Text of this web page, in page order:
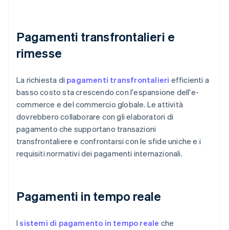
Pagamenti transfrontalieri e
rimesse
La richiesta di pagamenti transfrontalieri efficienti a
basso costo sta crescendo con l'espansione dell'e-
commerce e del commercio globale. Le attività
dovrebbero collaborare con gli elaboratori di
pagamento che supportano transazioni
transfrontaliere e confrontarsi con le sfide uniche e i
requisiti normativi dei pagamenti internazionali.
Pagamenti in tempo reale
Isistemi di pagamento in tempo reale che